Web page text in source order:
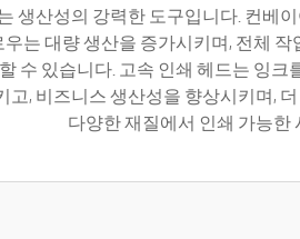
생산성의 강력한 도구입니다. 컨베
는 대량 생산을 증가시키며, 전체 작
수 있습니다. 고속 인쇄 헤드는 잉
고, 비즈니스 생산성을 향상시키며,
다양한 재질에서 인쇄 가능한